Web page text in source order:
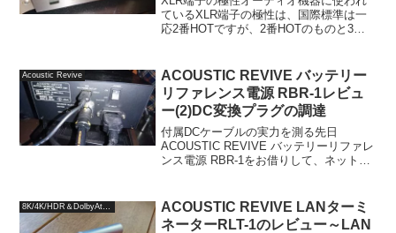
ているXLR端子の極性は、国際標準は一
応2番HOTですが、2番HOTのものと3番
式は2番HOTとなっているため、異なるメ
ーカ...
Acoustic Revive
ACOUSTIC REVIVE バッテリー
リファレンス電源 RBR-1レビュ
ー(2)DC変換プラグの調達
付属DCケーブルの実力を測る先日
ACOUSTIC REVIVE バッテリーリファレ
ンス電源 RBR-1をお借りして、ネットワ
してみました。その記事の中でも触れま
したが...
ACOUSTIC REVIVE LANターミ
ネーターRLT-1のレビュー～LAN